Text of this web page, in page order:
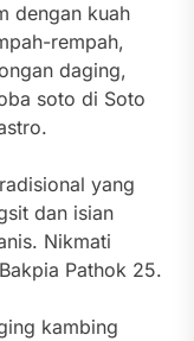
dengan kuah
rempah,
daging,
soto di Soto
yang
dan isian
Nikmati
Pathok 25.
kambing